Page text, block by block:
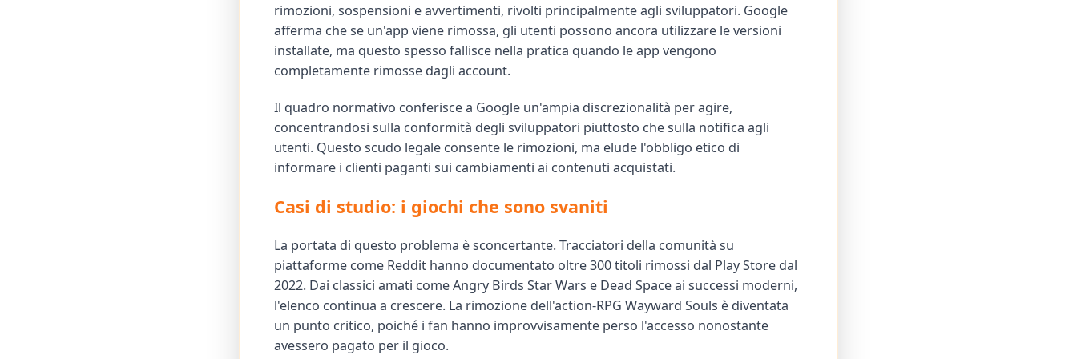
rimozioni, sospensioni e avvertimenti, rivolti principalmente agli sviluppatori. Google
afferma che se un'app viene rimossa, gli utenti possono ancora utilizzare le versioni
installate, ma questo spesso fallisce nella pratica quando le app vengono
completamente rimosse dagli account.
Il quadro normativo conferisce a Google un'ampia discrezionalità per agire,
concentrandosi sulla conformità degli sviluppatori piuttosto che sulla notifica agli
utenti. Questo scudo legale consente le rimozioni, ma elude l'obbligo etico di
informare i clienti paganti sui cambiamenti ai contenuti acquistati.
Casi di studio: i giochi che sono svaniti
La portata di questo problema è sconcertante. Tracciatori della comunità su
piattaforme come Reddit hanno documentato oltre 300 titoli rimossi dal Play Store dal
2022. Dai classici amati come Angry Birds Star Wars e Dead Space ai successi moderni,
l'elenco continua a crescere. La rimozione dell'action-RPG Wayward Souls è diventata
un punto critico, poiché i fan hanno improvvisamente perso l'accesso nonostante
avessero pagato per il gioco.